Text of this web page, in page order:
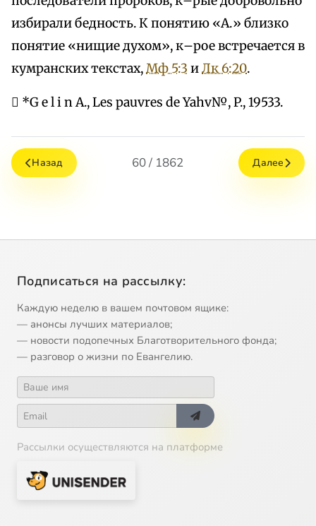
избирали бедность. К понятию «А.» близко
понятие «нищие духом», к–рое встречается в
кумранских текстах,Мф 5:3 иЛк 6:20.
 *G e l i n A., Les pauvres de Yahv№, P., 19533.
Назад 60 / 1862 Далее
Подписаться на рассылку:
Каждую неделю в вашем почтовом ящике:
— анонсы лучших материалов;
— новости подопечных Благотворительного фонда;
— разговор о жизни по Евангелию.
Рассылки осуществляются на платформе